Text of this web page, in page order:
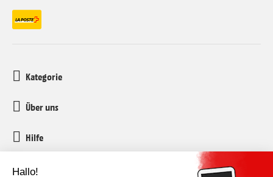
Kategorie
Über uns
Hilfe
Kundenservice